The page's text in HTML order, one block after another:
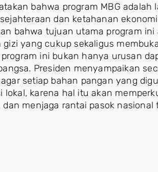
bahwa program MBG adalah
dan ketahanan
bahwa tujuan utama program ini
yang cukup sekaligus
ini bukan hanya urusan
Presiden menyampaikan
setiap bahan pangan yang
lokal, karena hal itu akan
menjaga rantai pasok nasional